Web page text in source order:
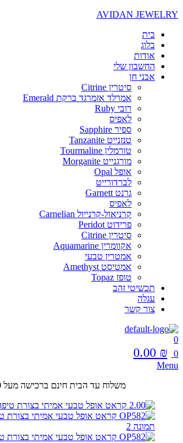
AVIDAN JEWELRY
בית
בלוג
אודות
החשבון שלי
אבני חן
סיטרין Citrine
אמרלד אזמרגד ברקת Emerald
רובי Ruby
לאפיס
ספיר Sapphire
טנזנייט Tanzanite
טורמלין Tourmaline
מורגנייט Morganite
אופל Opal
לברדורייט
גרנט Garnett
לאפיס
קרניאול-קרנייול Carnelian
פרידוט Peridot
סיטרין Citrine
אקוומרין Aquamarine
אמטרין טבעי
אמטיסט Amethyst
טופז Topaz
תכשיטי זהב
עגלה
צור קשר
0
0
0.00 ₪
Menu
משלוח עד הבית חינם ברכישה מעל 500 ₪